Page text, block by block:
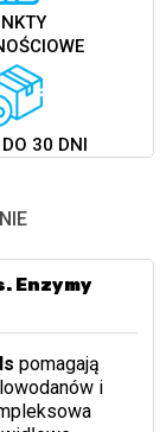
30 DNI
Enzymy
pomagają
i